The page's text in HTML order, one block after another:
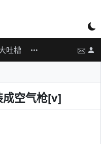
吐槽
空气枪[v]